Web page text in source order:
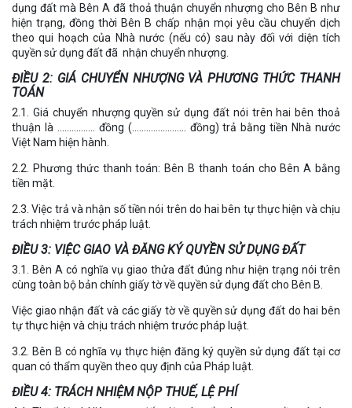
dụng đất mà Bên A đã thoả thuận chuyển nhượng cho Bên B như
hiện trạng, đồng thời Bên B chấp nhận mọi yêu cầu chuyển dịch
theo qui hoạch của Nhà nước (nếu có) sau này đối với diện tích
quyền sử dụng đất đã nhận chuyển nhượng.
ĐIỀU 2: GIÁ CHUYỂN NHƯỢNG VÀ PHƯƠNG THỨC THANH
TOÁN
2.1. Giá chuyển nhượng quyền sử dụng đất nói trên hai bên thoả
thuận là ……………. đồng (………………….. đồng) trả bằng tiền Nhà nước
Việt Nam hiện hành.
2.2. Phương thức thanh toán: Bên B thanh toán cho Bên A bằng
tiền mặt.
2.3. Việc trả và nhận số tiền nói trên do hai bên tự thực hiện và chịu
trách nhiệm trước pháp luật.
ĐIỀU 3: VIỆC GIAO VÀ ĐĂNG KÝ QUYỀN SỬ DỤNG ĐẤT
3.1. Bên A có nghĩa vụ giao thửa đất đúng như hiện trạng nói trên
cùng toàn bộ bản chính giấy tờ về quyền sử dụng đất cho Bên B.
Việc giao nhận đất và các giấy tờ về quyền sử dụng đất do hai bên
tự thực hiện và chịu trách nhiệm trước pháp luật.
3.2. Bên B có nghĩa vụ thực hiện đăng ký quyền sử dụng đất tại cơ
quan có thẩm quyền theo quy định của Pháp luật.
ĐIỀU 4: TRÁCH NHIỆM NỘP THUẾ, LỆ PHÍ